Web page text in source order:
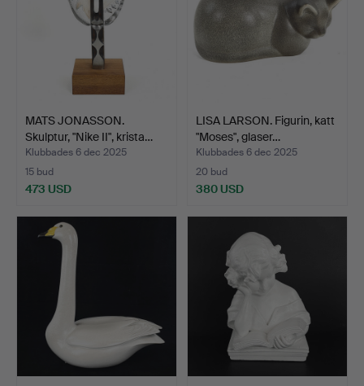
MATS JONASSON.
Skulptur, "Nike II", krista…
Klubbades 6 dec 2025
15 bud
473 USD
LISA LARSON. Figurin, katt
"Moses", glaser…
Klubbades 6 dec 2025
20 bud
380 USD